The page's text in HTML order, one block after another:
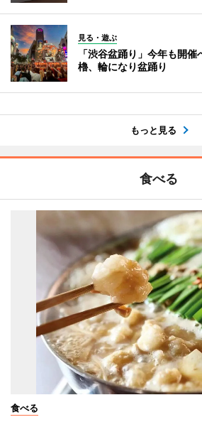
見る・遊ぶ
「渋谷盆踊り」今年も開
櫓、輪になり盆踊り
もっと見る
食べる
食べる